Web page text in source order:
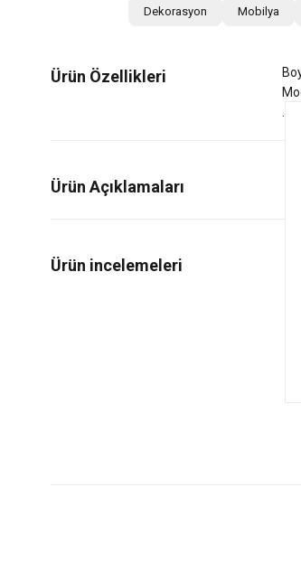
Dekorasyon Mobilya
Ürün Özellikleri
Ürün Açıklamaları